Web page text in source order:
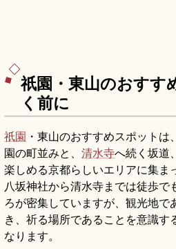
祇園・東山のおすす
く前に
祇園 ・東山のおすすめスポットは、
園の町並みと、 清水寺へ続く坂道
楽しめる京都らしいエリアに集ま
八坂神社から清水寺までは徒歩で
ろが密集していますが、観光地で
き、祈る場所であることを意識す
なります。